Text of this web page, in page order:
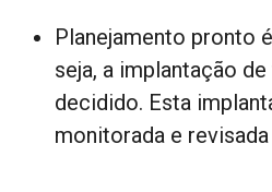
Planejamento pronto
seja, a implantação
decidido. Esta
monitorada e